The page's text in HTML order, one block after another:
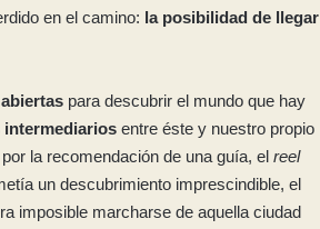
en el camino: la posibilidad de llegar
para descubrir el mundo que hay
intermediarios entre éste y nuestro propio
la recomendación de una guía, el reel
un descubrimiento imprescindible, el
imposible marcharse de aquella ciudad